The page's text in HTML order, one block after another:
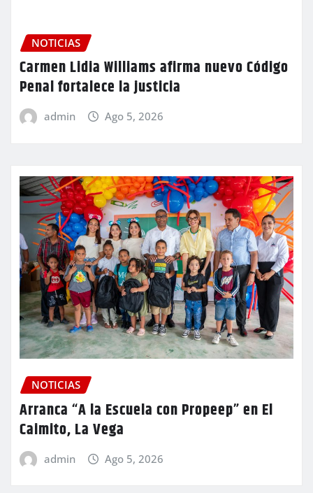
NOTICIAS
Carmen Lidia Williams afirma nuevo Código
Penal fortalece la justicia
admin Ago 5, 2026
NOTICIAS
Arranca “A la Escuela con Propeep” en El
Caimito, La Vega
admin Ago 5, 2026